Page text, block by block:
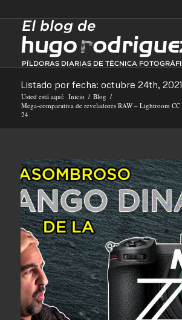
Listado por fecha: octubre 24th, 2021
Usted está aquí: Inicio / Blog /
Mega-comparativa de reveladores RAW – Lightroom CC
24